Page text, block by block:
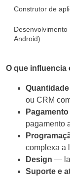
Construtor de
Desenvolvimento
Android)
O que influencia
ou CRM
pagamento
complexa a
Design —
Suporte e